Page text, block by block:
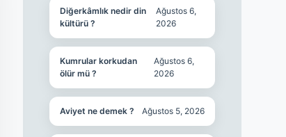
Diğerkâmlık nedir din
kültürü ?
Ağustos 6,
2026
Kumrular korkudan
ölür mü ?
Ağustos 6,
2026
Aviyet ne demek ? Ağustos 5, 2026